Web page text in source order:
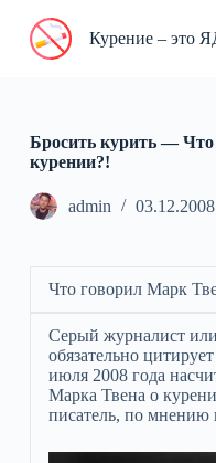
П
и
к
у
Курение – это
Бросить курить —
курении?!
admin 03.12.2008
Что говорил Марк
Серый журналист
обязательно
июля 2008 года
Марка Твена о
писатель, по мнению